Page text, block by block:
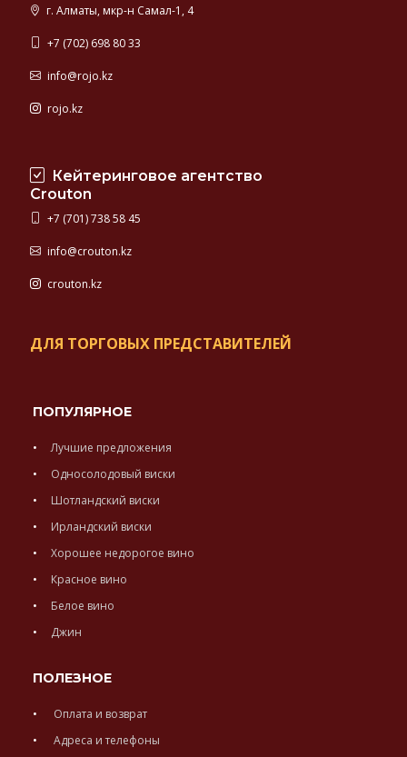
г. Алматы, мкр-н Самал-1, 4
+7 (702) 698 80 33
info@rojo.kz
rojo.kz
Кейтеринговое агентство
Crouton
+7 (701) 738 58 45
info@crouton.kz
crouton.kz
ДЛЯ ТОРГОВЫХ ПРЕДСТАВИТЕЛЕЙ
ПОПУЛЯРНОЕ
Лучшие предложения
Односолодовый виски
Шотландский виски
Ирландский виски
Хорошее недорогое вино
Красное вино
Белое вино
Джин
ПОЛЕЗНОЕ
Оплата и возврат
Адреса и телефоны